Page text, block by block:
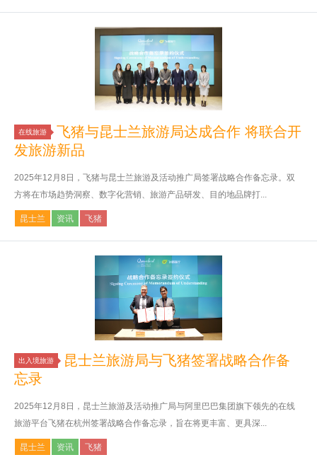
在线旅游
飞猪与昆士兰旅游局达成合作 将联合开
发旅游新品
2025年12月8日，飞猪与昆士兰旅游及活动推广局签署战略合作备忘录。双
方将在市场趋势洞察、数字化营销、旅游产品研发、目的地品牌打...
昆士兰 资讯 飞猪
出入境旅游
昆士兰旅游局与飞猪签署战略合作备
忘录
2025年12月8日，昆士兰旅游及活动推广局与阿里巴巴集团旗下领先的在线
旅游平台飞猪在杭州签署战略合作备忘录，旨在将更丰富、更具深...
昆士兰 资讯 飞猪